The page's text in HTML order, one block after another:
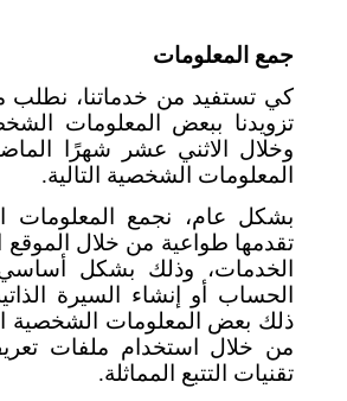
جمع المعلومات
كي تستفيد من خدماتنا، نطلب
تزويدنا ببعض المعلومات
وخلال الاثني عشر شهرًا
المعلومات الشخصية التالية.
بشكل عام، نجمع المعلومات
تقدمها طواعية من خلال الموقع
الخدمات، وذلك بشكل
الحساب أو إنشاء السيرة
ذلك بعض المعلومات الشخصية
من خلال استخدام ملفات
تقنيات التتبع المماثلة.